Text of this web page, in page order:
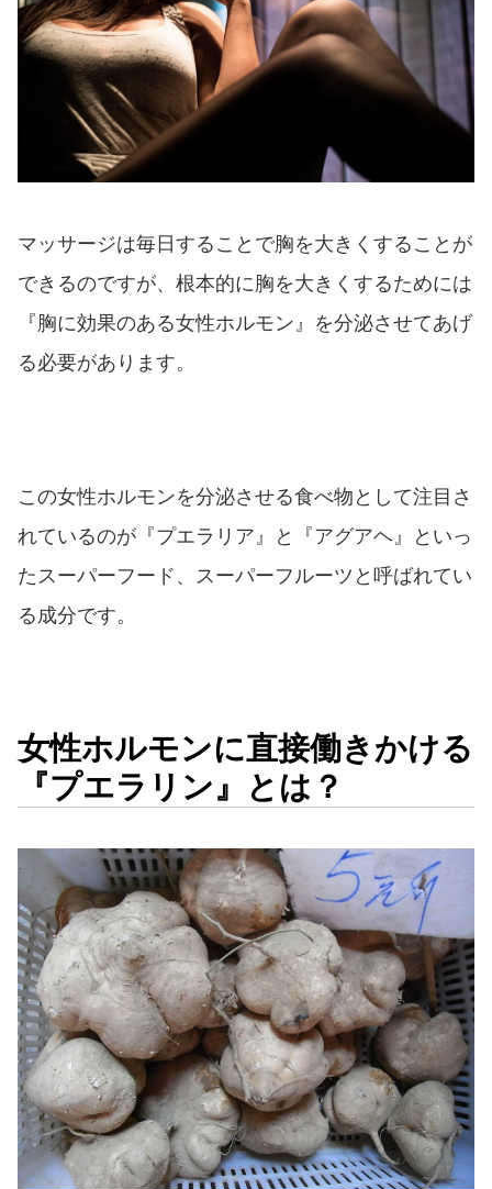
マッサージは毎日することで胸を大きくすることが
できるのですが、根本的に胸を大きくするためには
『胸に効果のある女性ホルモン』を分泌させてあげ
る必要があります。
この女性ホルモンを分泌させる食べ物として注目さ
れているのが『プエラリア』と『アグアヘ』といっ
たスーパーフード、スーパーフルーツと呼ばれてい
る成分です。
女性ホルモンに直接働きかける
『プエラリン』とは？